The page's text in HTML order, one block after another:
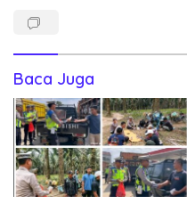
Baca Juga